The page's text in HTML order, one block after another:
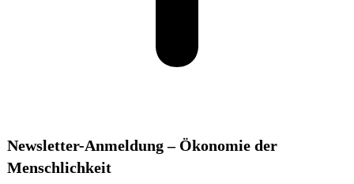
Newsletter-Anmeldung – Ökonomie der
Menschlichkeit